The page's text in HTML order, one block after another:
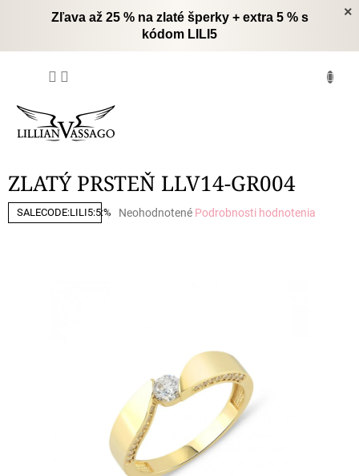
×
Zľava až 25 % na zlaté šperky + extra 5 % s
kódom LILI5
ZLATÝ PRSTEŇ LLV14-GR004
SALECODE:LILI5:5:%
Priemerné
Neohodnotené Podrobnosti hodnotenia